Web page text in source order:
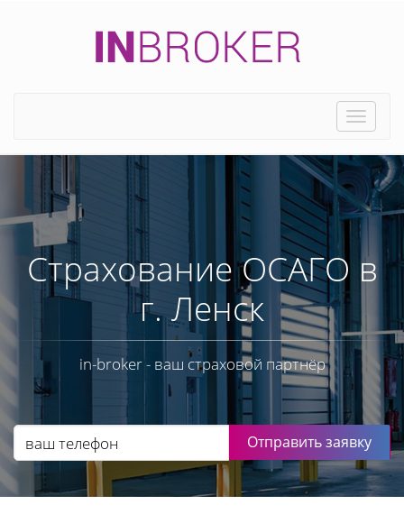
Toggle
Страхование ОСАГО в
г. Ленск
in-broker - ваш страховой партнёр
Отправить заявку